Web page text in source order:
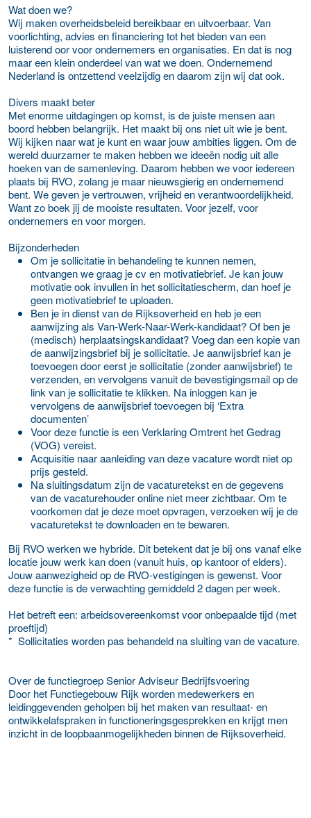
Wat doen we?
Wij maken overheidsbeleid bereikbaar en uitvoerbaar. Van
voorlichting, advies en financiering tot het bieden van een
luisterend oor voor ondernemers en organisaties. En dat is nog
maar een klein onderdeel van wat we doen. Ondernemend
Nederland is ontzettend veelzijdig en daarom zijn wij dat ook.
Divers maakt beter
Met enorme uitdagingen op komst, is de juiste mensen aan
boord hebben belangrijk. Het maakt bij ons niet uit wie je bent.
Wij kijken naar wat je kunt en waar jouw ambities liggen. Om de
wereld duurzamer te maken hebben we ideeën nodig uit alle
hoeken van de samenleving. Daarom hebben we voor iedereen
plaats bij RVO, zolang je maar nieuwsgierig en ondernemend
bent. We geven je vertrouwen, vrijheid en verantwoordelijkheid.
Want zo boek jij de mooiste resultaten. Voor jezelf, voor
ondernemers en voor morgen.
Bijzonderheden
Om je sollicitatie in behandeling te kunnen nemen,
ontvangen we graag je cv en motivatiebrief. Je kan jouw
motivatie ook invullen in het sollicitatiescherm, dan hoef je
geen motivatiebrief te uploaden.
Ben je in dienst van de Rijksoverheid en heb je een
aanwijzing als Van-Werk-Naar-Werk-kandidaat? Of ben je
(medisch) herplaatsingskandidaat? Voeg dan een kopie van
de aanwijzingsbrief bij je sollicitatie. Je aanwijsbrief kan je
toevoegen door eerst je sollicitatie (zonder aanwijsbrief) te
verzenden, en vervolgens vanuit de bevestigingsmail op de
link van je sollicitatie te klikken. Na inloggen kan je
vervolgens de aanwijsbrief toevoegen bij ‘Extra
documenten’
Voor deze functie is een Verklaring Omtrent het Gedrag
(VOG) vereist.
Acquisitie naar aanleiding van deze vacature wordt niet op
prijs gesteld.
Na sluitingsdatum zijn de vacaturetekst en de gegevens
van de vacaturehouder online niet meer zichtbaar. Om te
voorkomen dat je deze moet opvragen, verzoeken wij je de
vacaturetekst te downloaden en te bewaren.
Bij RVO werken we hybride. Dit betekent dat je bij ons vanaf elke
locatie jouw werk kan doen (vanuit huis, op kantoor of elders).
Jouw aanwezigheid op de RVO-vestigingen is gewenst. Voor
deze functie is de verwachting gemiddeld 2 dagen per week.
Het betreft een: arbeidsovereenkomst voor onbepaalde tijd (met
proeftijd)
* Sollicitaties worden pas behandeld na sluiting van de vacature.
Over de functiegroep Senior Adviseur Bedrijfsvoering
Door het Functiegebouw Rijk worden medewerkers en
leidinggevenden geholpen bij het maken van resultaat- en
ontwikkelafspraken in functioneringsgesprekken en krijgt men
inzicht in de loopbaanmogelijkheden binnen de Rijksoverheid.